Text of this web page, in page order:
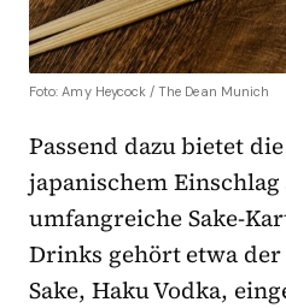
Foto: Amy Heycock / The Dean Munich
Passend dazu bietet
japanischem Einschlag
umfangreiche Sake-
Drinks gehört etwa
Sake, Haku Vodka,